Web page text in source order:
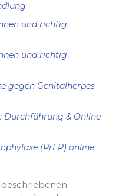
und richtig
und richtig
gegen Genitalherpes
Durchführung & Online-
(PrEP) online